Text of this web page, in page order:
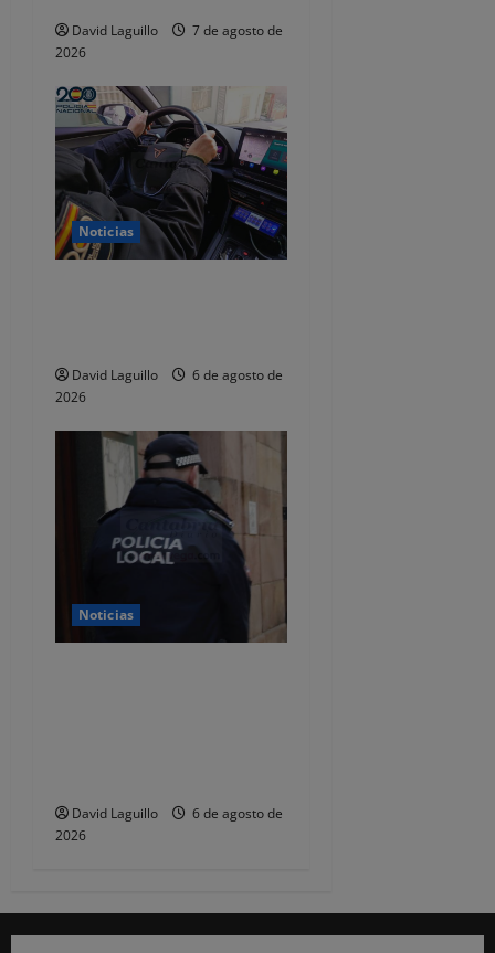
t
r
a
d
a
s
David Laguillo
7 de agosto de
2026
Noticias
David Laguillo
6 de agosto de
2026
Noticias
David Laguillo
6 de agosto de
2026